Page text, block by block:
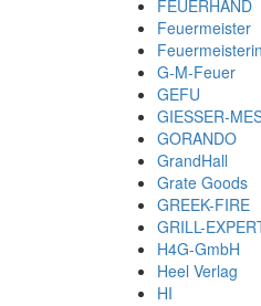
FEUERHAND
Feuermeister
Feuermeisterin
G-M-Feuer
GEFU
GIESSER-
GORANDO
GrandHall
Grate Goods
GREEK-FIRE
GRILL-
H4G-GmbH
Heel Verlag
HI